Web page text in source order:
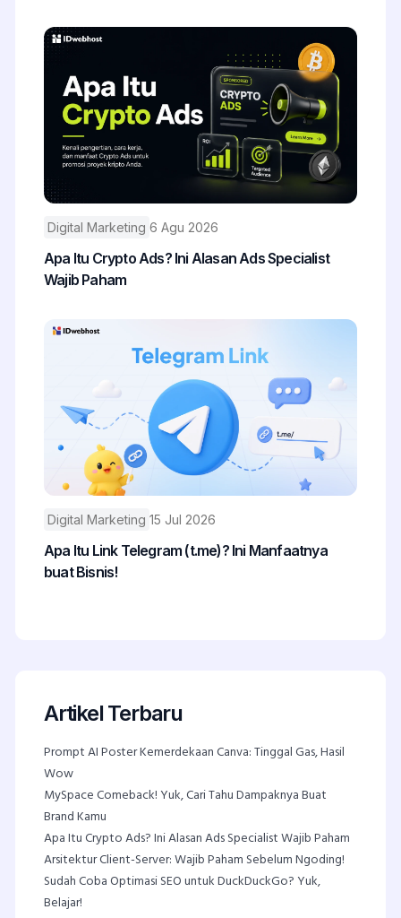
Digital Marketing 6 Agu 2026
Apa Itu Crypto Ads? Ini Alasan Ads Specialist
Wajib Paham
Digital Marketing 15 Jul 2026
Apa Itu Link Telegram (t.me)? Ini Manfaatnya
buat Bisnis!
Artikel Terbaru
Prompt AI Poster Kemerdekaan Canva: Tinggal Gas, Hasil
Wow
MySpace Comeback! Yuk, Cari Tahu Dampaknya Buat
Brand Kamu
Apa Itu Crypto Ads? Ini Alasan Ads Specialist Wajib Paham
Arsitektur Client-Server: Wajib Paham Sebelum Ngoding!
Sudah Coba Optimasi SEO untuk DuckDuckGo? Yuk,
Belajar!